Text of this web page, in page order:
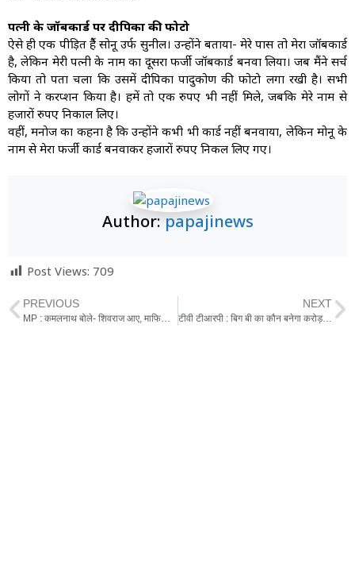
पत्नी के जॉबकार्ड पर दीपिका की फोटो
ऐसे ही एक पीड़ित हैैं सोनू उर्फ सुनील। उन्होंने बताया- मेरे पास तो मेरा जॉबकार्ड
है, लेकिन मेरी पत्नी के नाम का दूसरा फर्जी जॉबकार्ड बनवा लिया। जब मैंने सर्च
किया तो पता चला कि उसमें दीपिका पादुकोण की फोटाे लगा रखी है। सभी
लोगों ने करप्शन किया है। हमें तो एक रुपए भी नहीं मिले, जबकि मेरे नाम से
हजारों रुपए निकाल लिए।
वहीं, मनाेज का कहना है कि उन्होंने कभी भी कार्ड नहीं बनवाया, लेकिन मोनू के
नाम से मेरा फर्जी कार्ड बनवाकर हजारों रुपए निकल लिए गए।
Author:papajinews
Post Views: 709
PREVIOUS
MP : कमलनाथ बोले- शिवराज आए, माफिया राज वापस लाए
NEXT
टीवी टीआरपी : बिग बी का कौन बनेगा करोड़पति और सलमान का बिगबॉस औंधे मुंह धराशाई